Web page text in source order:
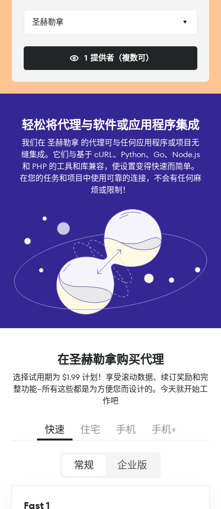
圣赫勒拿
1 提供者（複数可）
轻松将代理与软件或应用程序集成
我们在 圣赫勒拿 的代理可与任何应用程序或项目无
缝集成。它们与基于 cURL、Python、Go、Node.js
和 PHP 的工具和库兼容，使设置变得快速而简单。
在您的任务和项目中使用可靠的连接，不会有任何麻
烦或限制！
在圣赫勒拿购买代理
选择试用期为 $1.99 计划！享受滚动数据、续订奖励和完
整功能--所有这些都是为方便您而设计的。今天就开始工
作吧
快速 住宅 手机 手机+
常规 企业版
Fast 1